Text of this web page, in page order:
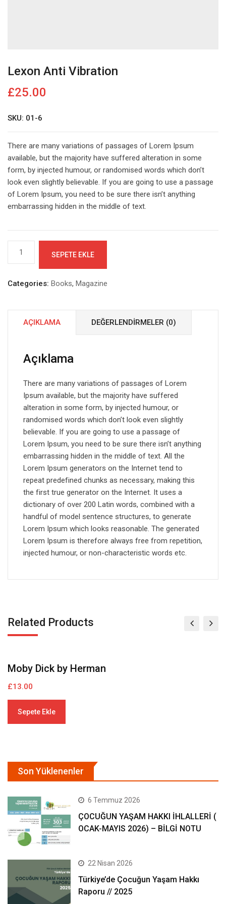
Lexon Anti Vibration
£25.00
SKU: 01-6
There are many variations of passages of Lorem Ipsum
available, but the majority have suffered alteration in some
form, by injected humour, or randomised words which don’t
look even slightly believable. If you are going to use a passage
of Lorem Ipsum, you need to be sure there isn’t anything
embarrassing hidden in the middle of text.
adet
SEPETE EKLE
Categories: Books, Magazine
AÇIKLAMA DEĞERLENDIRMELER (0)
Açıklama
There are many variations of passages of Lorem
Ipsum available, but the majority have suffered
alteration in some form, by injected humour, or
randomised words which don’t look even slightly
believable. If you are going to use a passage of
Lorem Ipsum, you need to be sure there isn’t anything
embarrassing hidden in the middle of text. All the
Lorem Ipsum generators on the Internet tend to
repeat predefined chunks as necessary, making this
the first true generator on the Internet. It uses a
dictionary of over 200 Latin words, combined with a
handful of model sentence structures, to generate
Lorem Ipsum which looks reasonable. The generated
Lorem Ipsum is therefore always free from repetition,
injected humour, or non-characteristic words etc.
Related Products
Coffee Cup Mockup
£18.00
Sepete Ekle
Son Yüklenenler
6 Temmuz 2026
ÇOCUĞUN YAŞAM HAKKI İHLALLERİ (
OCAK-MAYIS 2026) – BİLGİ NOTU
22 Nisan 2026
Türkiye’de Çocuğun Yaşam Hakkı
Raporu // 2025